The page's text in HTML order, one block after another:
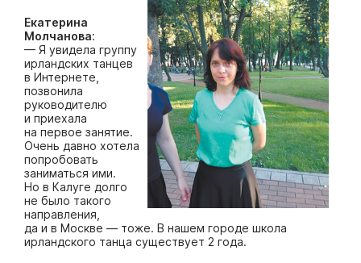
Екатерина
Молчанова:
— Я увидела группу
ирландских танцев
в Интернете,
позвонила
руководителю
и приехала
на первое занятие.
Очень давно хотела
попробовать
заниматься ими.
Но в Калуге долго
не было такого
направления,
да и в Мос­кве — тоже. В нашем городе школа
ирландского танца существует 2 года.